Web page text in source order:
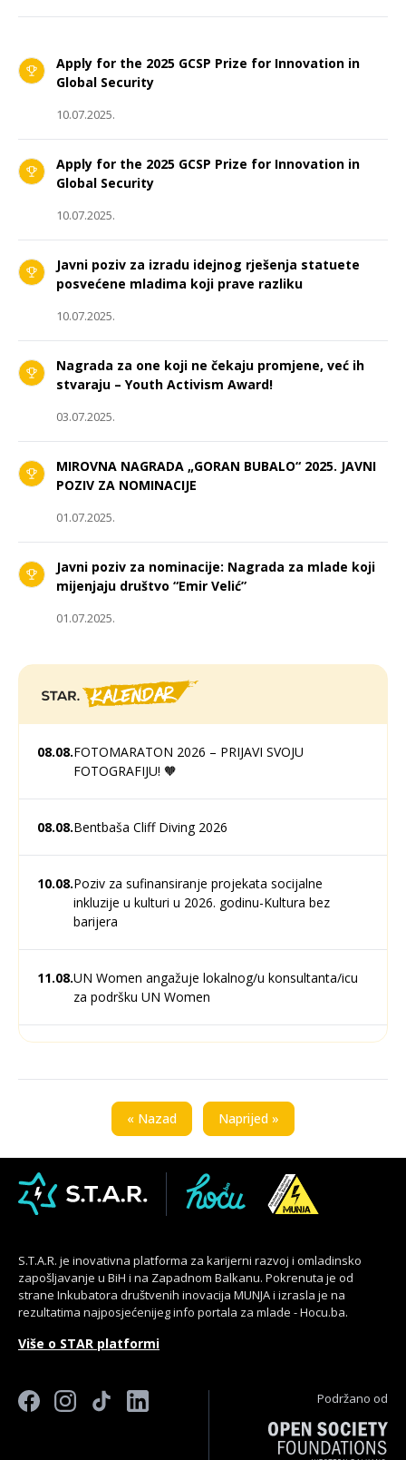
Apply for the 2025 GCSP Prize for Innovation in
Global Security
10.07.2025.
Apply for the 2025 GCSP Prize for Innovation in
Global Security
10.07.2025.
Javni poziv za izradu idejnog rješenja statuete
posvećene mladima koji prave razliku
10.07.2025.
Nagrada za one koji ne čekaju promjene, već ih
stvaraju – Youth Activism Award!
03.07.2025.
MIROVNA NAGRADA „GORAN BUBALO“ 2025. JAVNI
POZIV ZA NOMINACIJE
01.07.2025.
Javni poziv za nominacije: Nagrada za mlade koji
mijenjaju društvo “Emir Velić”
01.07.2025.
08.08.FOTOMARATON 2026 – PRIJAVI SVOJU
FOTOGRAFIJU! 🧡
08.08.Bentbaša Cliff Diving 2026
10.08.Poziv za sufinansiranje projekata socijalne
inkluzije u kulturi u 2026. godinu-Kultura bez
barijera
11.08.UN Women angažuje lokalnog/u konsultanta/icu
za podršku UN Women
13.08.Prijavi se na online JobLab radionicu za
15.08.Poziv za građansku akciju – Heroji kulture življenja
Poziv za volontere: Sarajevo Theatre Showcase
2026 – New Theatre Market
15.08.UNIQA QUIZ sa Tarikom i Joškom
« Nazad Naprijed »
S.T.A.R. je inovativna platforma za karijerni razvoj i omladinsko
zapošljavanje u BiH i na Zapadnom Balkanu. Pokrenuta je od
strane Inkubatora društvenih inovacija MUNJA i izrasla je na
rezultatima najposjećenijeg info portala za mlade - Hocu.ba.
Više o STAR platformi
Podržano od